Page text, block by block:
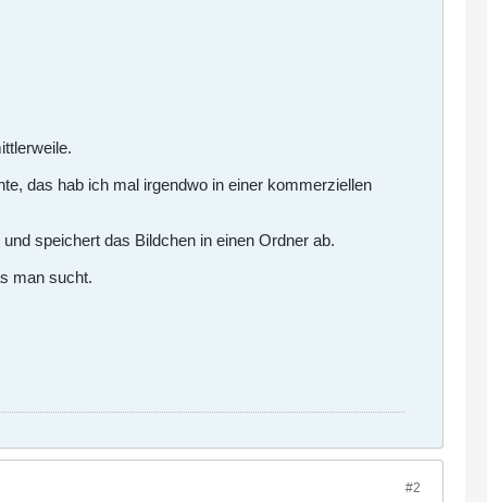
das hab ich mal irgendwo in einer kommerziellen
speichert das Bildchen in einen Ordner ab.
man sucht.
#2